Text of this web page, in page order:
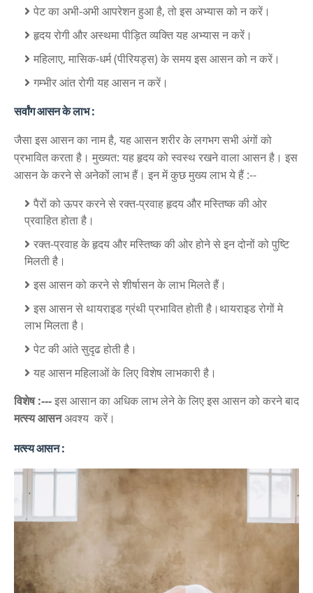
पेट का अभी-अभी आपरेशन हुआ है, तो इस अभ्यास को न करें।
हृदय रोगी और अस्थमा पीड़ित व्यक्ति यह अभ्यास न करें।
महिलाए, मासिक-धर्म (पीरियड्स) के समय इस आसन को न करें।
गम्भीर आंत रोगी यह आसन न करें।
सर्वांग आसन के लाभ :
जैसा इस आसन का नाम है, यह आसन शरीर के लगभग सभी अंगों को
प्रभावित करता है। मुख्यत: यह हृदय को स्वस्थ रखने वाला आसन है। इस
आसन के करने से अनेकों लाभ हैं। इन में कुछ मुख्य लाभ ये हैं :--
पैरों को ऊपर करने से रक्त-प्रवाह हृदय और मस्तिष्क की ओर
प्रवाहित होता है।
रक्त-प्रवाह के हृदय और मस्तिष्क की ओर होने से इन दोनों को पुष्टि
मिलती है।
इस आसन को करने से शीर्षासन के लाभ मिलते हैं।
इस आसन से थायराइड ग्रंथी प्रभावित होती है।थायराइड रोगों मे
लाभ मिलता है।
पेट की आंते सुदृढ होती है।
यह आसन महिलाओं के लिए विशेष लाभकारी है।
विशेष :---इस आसान का अधिक लाभ लेने के लिए इस आसन को करने बाद
मत्स्य आसनअवश्य करें।
मत्स्य आसन :